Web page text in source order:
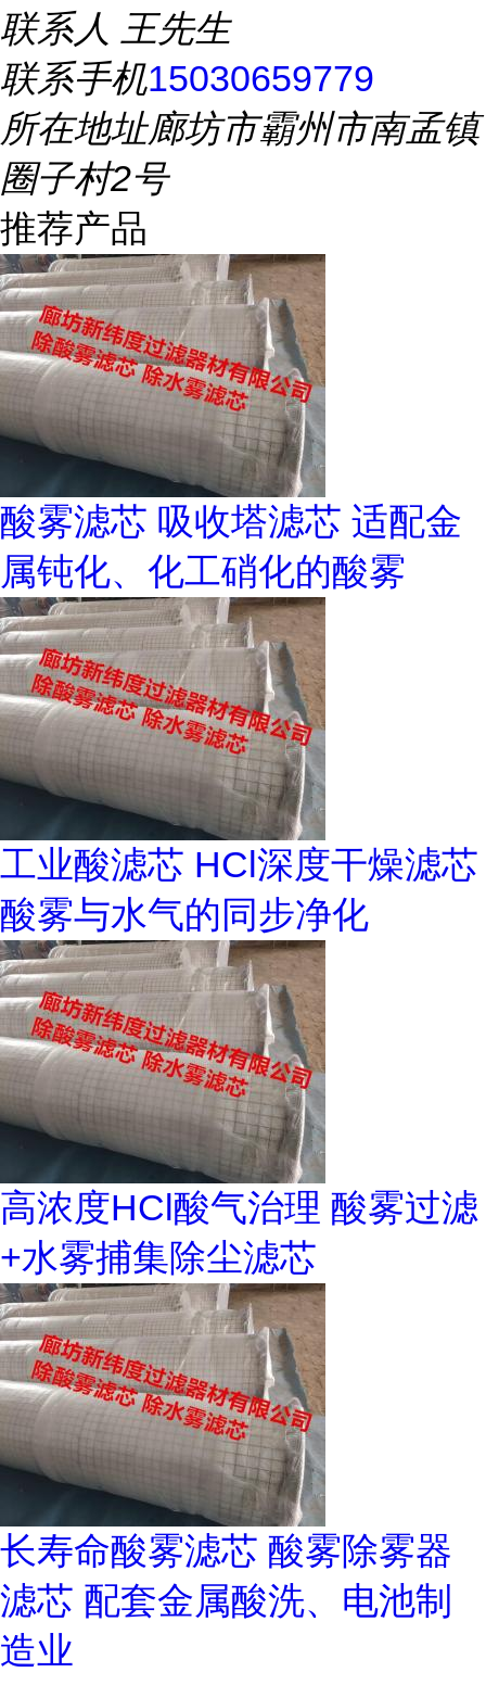
联系人 王先生
联系手机15030659779
所在地址廊坊市霸州市南孟镇
圈子村2号
推荐产品
酸雾滤芯 吸收塔滤芯 适配金
属钝化、化工硝化的酸雾
工业酸滤芯 HCl深度干燥滤芯
酸雾与水气的同步净化
高浓度HCl酸气治理 酸雾过滤
+水雾捕集除尘滤芯
长寿命酸雾滤芯 酸雾除雾器
滤芯 配套金属酸洗、电池制
造业